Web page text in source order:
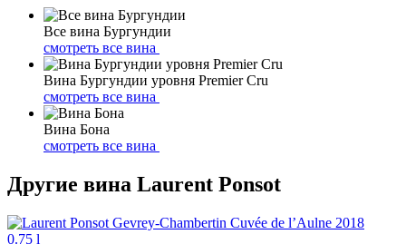
Все вина Бургундии
смотреть все вина
Вина Бургундии уровня Premier Cru
смотреть все вина
Вина Бона
смотреть все вина
Другие вина Laurent Ponsot